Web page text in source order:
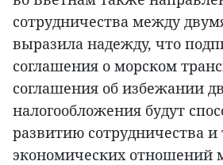
сотрудничества между
выразила надежду, что
соглашения о морском
соглашения об избежании
налогообложения будут
развитию сотрудничества и
экономических отношений